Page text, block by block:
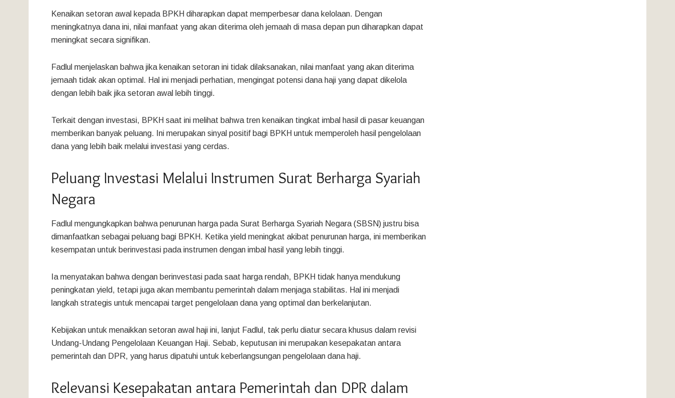
Kenaikan setoran awal kepada BPKH diharapkan dapat memperbesar dana kelolaan. Dengan
meningkatnya dana ini, nilai manfaat yang akan diterima oleh jemaah di masa depan pun diharapkan dapat
meningkat secara signifikan.
Fadlul menjelaskan bahwa jika kenaikan setoran ini tidak dilaksanakan, nilai manfaat yang akan diterima
jemaah tidak akan optimal. Hal ini menjadi perhatian, mengingat potensi dana haji yang dapat dikelola
dengan lebih baik jika setoran awal lebih tinggi.
Terkait dengan investasi, BPKH saat ini melihat bahwa tren kenaikan tingkat imbal hasil di pasar keuangan
memberikan banyak peluang. Ini merupakan sinyal positif bagi BPKH untuk memperoleh hasil pengelolaan
dana yang lebih baik melalui investasi yang cerdas.
Peluang Investasi Melalui Instrumen Surat Berharga Syariah
Negara
Fadlul mengungkapkan bahwa penurunan harga pada Surat Berharga Syariah Negara (SBSN) justru bisa
dimanfaatkan sebagai peluang bagi BPKH. Ketika yield meningkat akibat penurunan harga, ini memberikan
kesempatan untuk berinvestasi pada instrumen dengan imbal hasil yang lebih tinggi.
Ia menyatakan bahwa dengan berinvestasi pada saat harga rendah, BPKH tidak hanya mendukung
peningkatan yield, tetapi juga akan membantu pemerintah dalam menjaga stabilitas. Hal ini menjadi
langkah strategis untuk mencapai target pengelolaan dana yang optimal dan berkelanjutan.
Kebijakan untuk menaikkan setoran awal haji ini, lanjut Fadlul, tak perlu diatur secara khusus dalam revisi
Undang-Undang Pengelolaan Keuangan Haji. Sebab, keputusan ini merupakan kesepakatan antara
pemerintah dan DPR, yang harus dipatuhi untuk keberlangsungan pengelolaan dana haji.
Relevansi Kesepakatan antara Pemerintah dan DPR dalam